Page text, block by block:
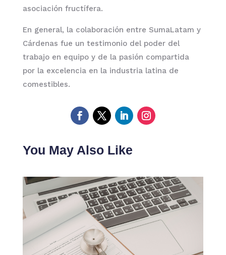
asociación fructífera.
En general, la colaboración entre SumaLatam y
Cárdenas fue un testimonio del poder del
trabajo en equipo y de la pasión compartida
por la excelencia en la industria latina de
comestibles.
You May Also Like